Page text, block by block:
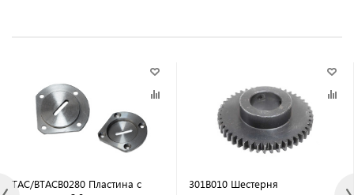
TAC/BTACB0280 Пластина с
301B010 Шестерня